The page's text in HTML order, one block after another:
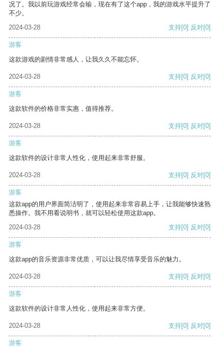
况了。我以前玩游戏经常会输，现在有了这个app，我的游戏水平提升了
不少。
2024-03-28
支持[0] 反对[0]
游客
这款游戏的剧情非常感人，让我久久不能忘怀。
2024-03-28 支持[0] 反对[0]
游客
这款软件的价格非常实惠，值得推荐。
2024-03-28 支持[0] 反对[0]
游客
这款软件的设计非常人性化，使用起来非常舒服。
2024-03-28 支持[0] 反对[0]
游客
这款app的用户界面简洁明了，使用起来非常容易上手，让我能够快速熟
悉操作。我不用看说明书，就可以轻松使用这款app。
2024-03-28
支持[0] 反对[0]
游客
这款app的音乐资源非常优质，可以让我尽情享受音乐的魅力。
2024-03-28 支持[0] 反对[0]
游客
这款软件的设计非常人性化，使用起来非常方便。
2024-03-28 支持[0] 反对[0]
游客